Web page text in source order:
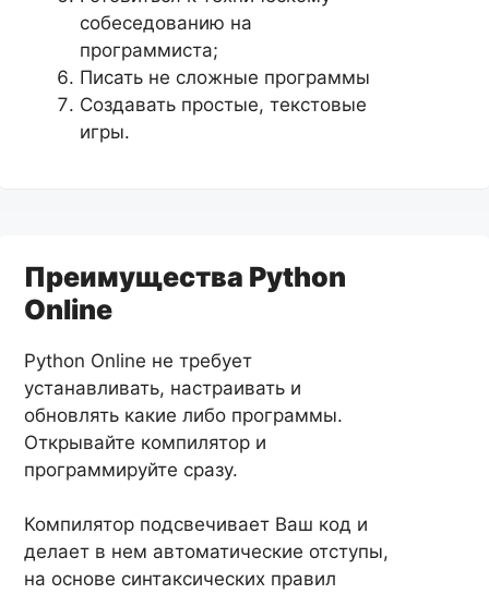
собеседованию на
программиста;
Писать не сложные программы
Создавать простые, текстовые
игры.
Преимущества Python
Online
Python Online не требует
устанавливать, настраивать и
обновлять какие либо программы.
Открывайте компилятор и
программируйте сразу.
Компилятор подсвечивает Ваш код и
делает в нем автоматические отступы,
на основе синтаксических правил